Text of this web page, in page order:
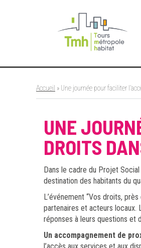
Accueil » Une journée pour faciliter
UNE
DROITS
Dans le cadre du Projet
destination des habitants du
L’événement “Vos droits,
partenaires et acteurs locaux.
réponses à leurs questions et
Un accompagnement de
l’accès aux services et aux